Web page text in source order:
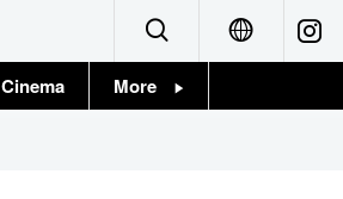
Cinema More